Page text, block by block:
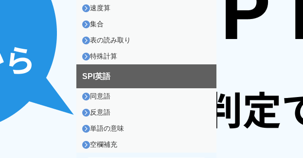
速度算
集合
表の読み取り
特殊計算
SPI英語
同意語
反意語
単語の意味
空欄補充